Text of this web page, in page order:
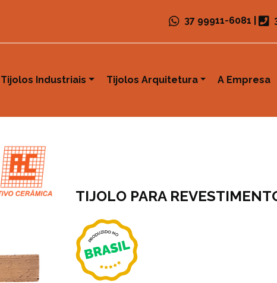
37 99911-6081
Tijolos Industriais Tijolos Arquitetura A Empresa
TIJOLO PARA